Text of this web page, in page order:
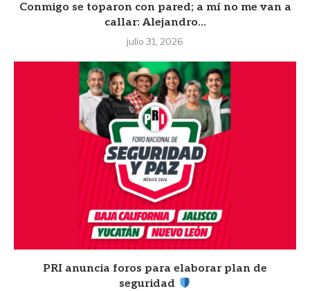
Conmigo se toparon con pared; a mí no me van a
callar: Alejandro...
julio 31, 2026
PRI anuncia foros para elaborar plan de
seguridad